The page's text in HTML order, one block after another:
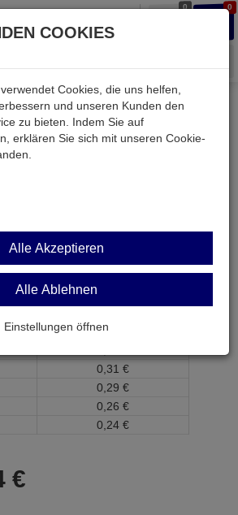
0 0
Kessler electronic
passiv
1K
1K
5x1,0 KOhm 2% 10-pol.SIP
Preis je Stück
0, 31 €
0, 29 €
0, 26 €
0, 24 €
€
COOKIES
Cookies, die uns helfen,
und unseren Kunden den
zu bieten. Indem Sie auf
erklären Sie sich mit unseren Cookie-
Alle Akzeptieren
Alle Ablehnen
Einstellungen öffnen